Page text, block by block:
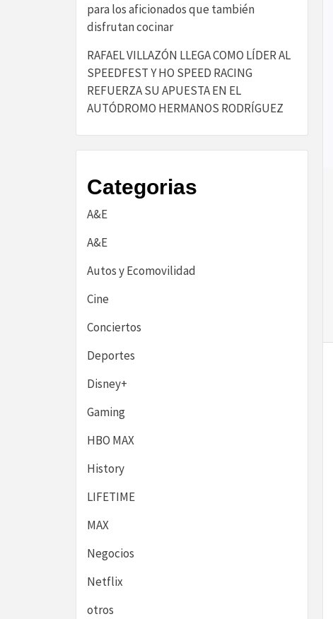
para los aficionados que también
disfrutan cocinar
RAFAEL VILLAZÓN LLEGA COMO LÍDER AL
SPEEDFEST Y HO SPEED RACING
REFUERZA SU APUESTA EN EL
AUTÓDROMO HERMANOS RODRÍGUEZ
Categorias
A&E
A&E
Autos y Ecomovilidad
Cine
Conciertos
Deportes
Disney+
Gaming
HBO MAX
History
LIFETIME
MAX
Negocios
Netflix
otros